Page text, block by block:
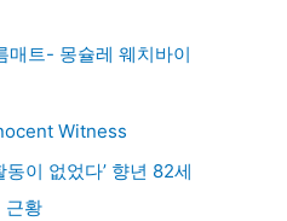
매트- 몽슐레 웨치바이
Witness
이 없었다’ 향년 82세
근황